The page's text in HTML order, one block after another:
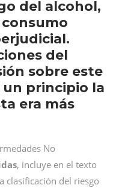
del alcohol,
del
sobre este
un principio la
era más
No
, incluye en el texto
clasificación del riesgo